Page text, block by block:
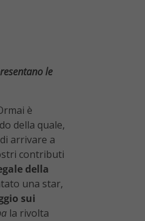
le
è
della quale,
arrivare a
contributi
della
una star,
sui
la rivolta